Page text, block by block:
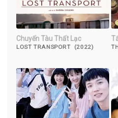
Chuyến Tàu Thất Lạc
LOST TRANSPORT (2022)